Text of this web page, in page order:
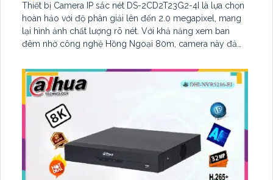
Thiết bị Camera IP sắc nét DS-2CD2T23G2-4I là lựa chọn
hoàn hảo với độ phân giải lên đến 2.0 megapixel, mang
lại hình ảnh chất lượng rõ nét. Với khả năng xem ban
đêm nhờ công nghệ Hồng Ngoại 80m, camera này đảm
công nghệ IP tiên tiến, không bị giảm chất lượng Hồng
Ngoại EXIR